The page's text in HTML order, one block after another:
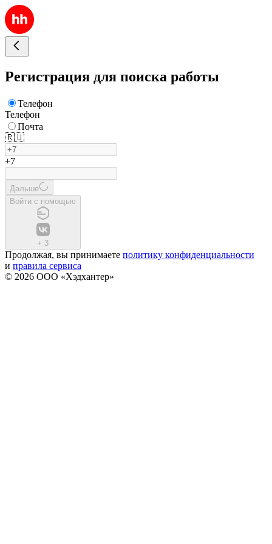
Регистрация для поиска работы
Телефон
Телефон
Почта
🇷🇺
+7
Дальше
Войти с помощью
+ 3
Продолжая, вы принимаете политику конфиденциальности
и правила сервиса
© 2026 ООО «Хэдхантер»